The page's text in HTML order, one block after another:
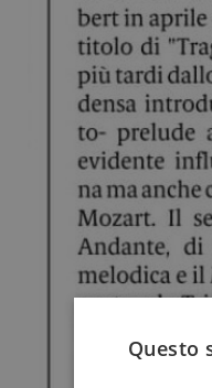
Questo